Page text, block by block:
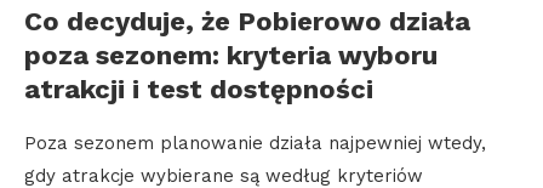
Co decyduje, że Pobierowo działa
poza sezonem: kryteria wyboru
atrakcji i test dostępności
Poza sezonem planowanie działa najpewniej wtedy,
gdy atrakcje wybierane są według kryteriów